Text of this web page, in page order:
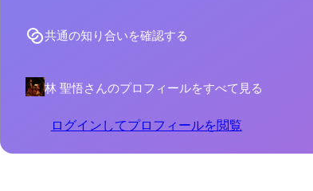
共通の知り合いを確認する
林 聖悟さんのプロフィールをすべて見る
ログインしてプロフィールを閲覧